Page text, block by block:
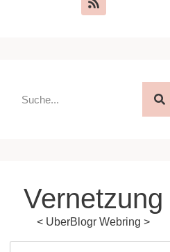
Vernetzung
< UberBlogr Webring >